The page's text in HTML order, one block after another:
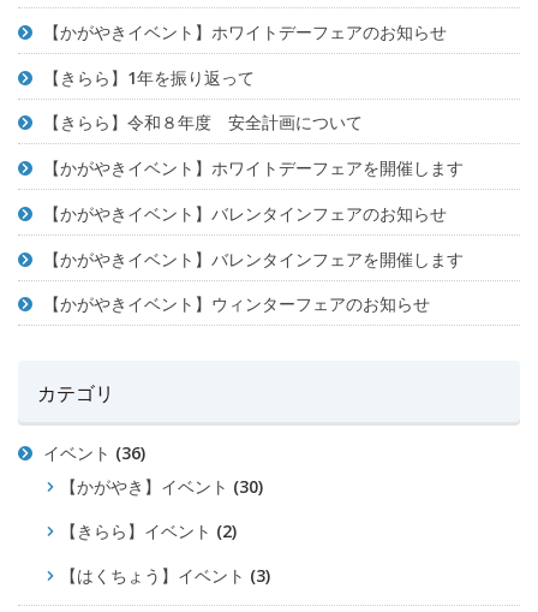
【かがやきイベント】ホワイトデーフェアのお知らせ
【きらら】1年を振り返って
【きらら】令和８年度 安全計画について
【かがやきイベント】ホワイトデーフェアを開催します
【かがやきイベント】バレンタインフェアのお知らせ
【かがやきイベント】バレンタインフェアを開催します
【かがやきイベント】ウィンターフェアのお知らせ
カテゴリ
イベント (36)
【かがやき】イベント (30)
【きらら】イベント (2)
【はくちょう】イベント (3)